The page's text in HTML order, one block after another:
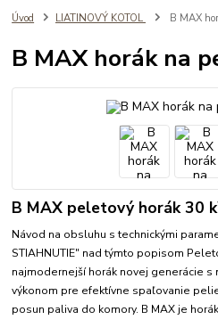
Úvod LIATINOVÝ KOTOL B MAX
B MAX horák na
B MAX peletový horák 30
Návod na obsluhu s technickými
STIAHNUTIE" nad týmto popisom
najmodernejší horák novej generácie s
výkonom pre efektívne spaľovanie
posun paliva do komory. B MAX je